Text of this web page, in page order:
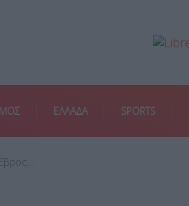
ΕΛΛΑΔΑ SPORTS